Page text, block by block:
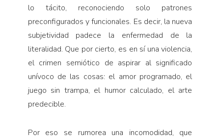
lo tácito, reconociendo solo patrones
preconfigurados y funcionales. Es decir, la nueva
subjetividad padece la enfermedad de la
literalidad. Que por cierto, es en sí una violencia,
el crimen semiótico de aspirar al significado
unívoco de las cosas: el amor programado, el
juego sin trampa, el humor calculado, el arte
predecible.
Por eso se rumorea una incomodidad, que